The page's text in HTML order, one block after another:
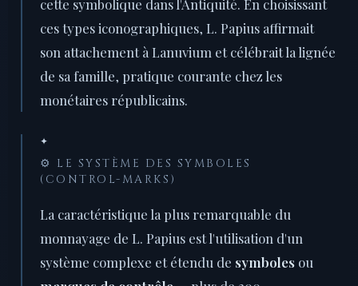
cette symbolique dans l'Antiquité. En choisissant
ces types iconographiques, L. Papius affirmait
son attachement à Lanuvium et célébrait la lignée
de sa famille, pratique courante chez les
monétaires républicains.
✦
⚙️ LE SYSTÈME DES SYMBOLES
(CONTROL-MARKS)
La caractéristique la plus remarquable du
monnayage de L. Papius est l'utilisation d'un
système complexe et étendu de symboles ou